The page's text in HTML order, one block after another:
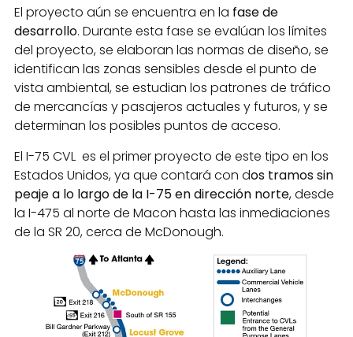
El proyecto aún se encuentra en la fase de
desarrollo. Durante esta fase se evalúan los límites
del proyecto, se elaboran las normas de diseño, se
identifican las zonas sensibles desde el punto de
vista ambiental, se estudian los patrones de tráfico
de mercancías y pasajeros actuales y futuros, y se
determinan los posibles puntos de acceso.
El I-75 CVL es el primer proyecto de este tipo en los
Estados Unidos, ya que contará con dos tramos sin
peaje a lo largo de la I-75 en dirección norte, desde
la I-475 al norte de Macon hasta las inmediaciones
de la SR 20, cerca de McDonough.